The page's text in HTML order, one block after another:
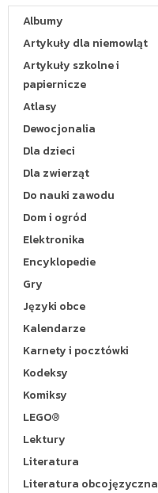
Albumy
Artykuły dla niemowląt
Artykuły szkolne i
papiernicze
Atlasy
Dewocjonalia
Dla dzieci
Dla zwierząt
Do nauki zawodu
Dom i ogród
Elektronika
Encyklopedie
Gry
Języki obce
Kalendarze
Karnety i pocztówki
Kodeksy
Komiksy
LEGO®
Lektury
Literatura
Literatura obcojęzyczna